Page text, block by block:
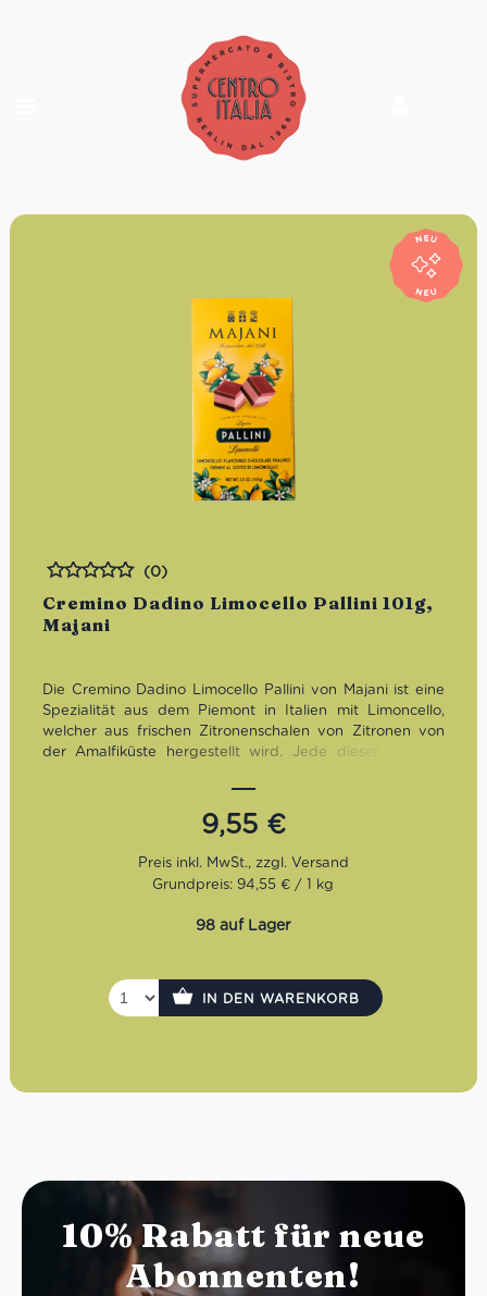
Cremino Dadino Limocello Pallini 101g,
Majani
Bewertet
(0)
Die Cremino Dadino Limocello Pallini von Majani ist eine
Spezialität aus dem Piemont in Italien mit Limoncello,
welcher aus frischen Zitronenschalen von Zitronen von
der Amalfiküste hergestellt wird. Jede dieser Mandel-
glutenfrei und enthält Alkohol.
9,55 €
Grundpreis: 94,55 € / 1 kg
98 auf Lager
IN DEN WARENKORB
10% Rabatt für neue
Abonnenten!